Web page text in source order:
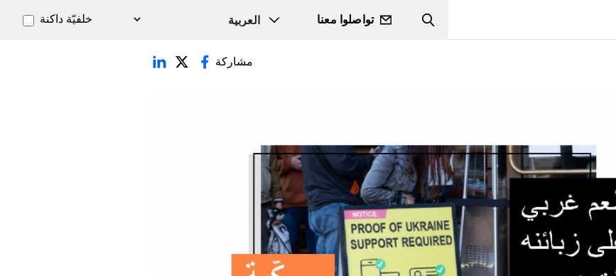
Search
تواصلوا معنا خلفيّة داكنة
مشاركة